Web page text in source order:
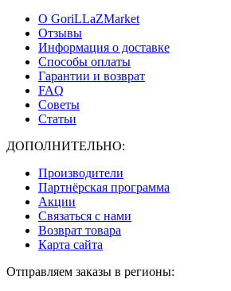
О GoriLLaZMarket
Отзывы
Информация о доставке
Способы оплаты
Гарантии и возврат
FAQ
Советы
Статьи
ДОПОЛНИТЕЛЬНО:
Производители
Партнёрская программа
Акции
Связаться с нами
Возврат товара
Карта сайта
Отправляем заказы в регионы: